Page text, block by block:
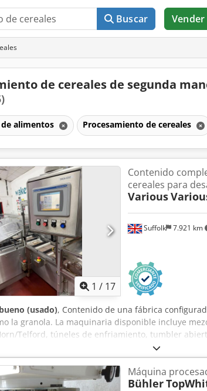
Buscar Vender
de cereales de segunda
alimentos Procesamiento de cereales
1 / 17
Suffolk 7.921 km
Contenido
cereales para
Various
(usado), Contenido de una fábrica
la granola. La maquinaria disponible incluye
Telford, túneles de enfriamiento, tumbler
encartonadora automática Bradman Lake con
Máquina
Bühler